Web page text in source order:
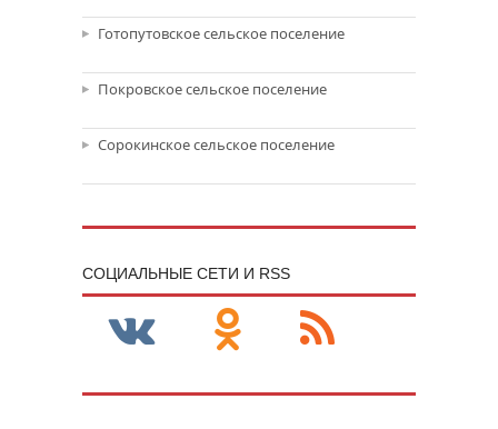
Готопутовское сельское поселение
Покровское сельское поселение
Сорокинское сельское поселение
CОЦИАЛЬНЫЕ СЕТИ И RSS